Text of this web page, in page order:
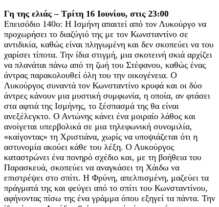
Γη της ελιάς – Τρίτη 16 Ιουνίου, στις 23:00
Επεισόδιο 140ο: Η Ισμήνη απαιτεί από τον Λυκούργο να
προχωρήσει το διαζύγιό της με τον Κωνσταντίνο σε
αντιδικία, καθώς είναι πληγωμένη και δεν σκοπεύει να του
χαρίσει τίποτα. Την ίδια στιγμή, μια σκοτεινή σκιά αρχίζει
να πλανάται πάνω από τη ζωή του Στέφανου, καθώς ένας
άντρας παρακολουθεί όλη του την οικογένεια. Ο
Λυκούργος συναντά τον Κωνσταντίνο κρυφά και οι δύο
άντρες κάνουν μια μυστική συμφωνία, η οποία, αν φτάσει
στα αφτιά της Ισμήνης, το ξέσπασμά της θα είναι
ανεξέλεγκτο. Ο Αντώνης κάνει ένα μοιραίο λάθος και
ανοίγεται υπερβολικά σε μια τηλεφωνική συνομιλία,
«καίγοντας» τη Χριστιάνα, χωρίς να υποψιάζεται ότι η
αστυνομία ακούει κάθε του λέξη. Ο Λυκούργος
καταστρώνει ένα πονηρό σχέδιο και, με τη βοήθεια του
Παρασκευά, σκοπεύει να αναγκάσει τη Χάιδω να
επιστρέψει στο σπίτι. Η Φρύνη, απελπισμένη, μαζεύει τα
πράγματά της και φεύγει από το σπίτι του Κωνσταντίνου,
αφήνοντας πίσω της ένα γράμμα όπου εξηγεί τα πάντα. Την